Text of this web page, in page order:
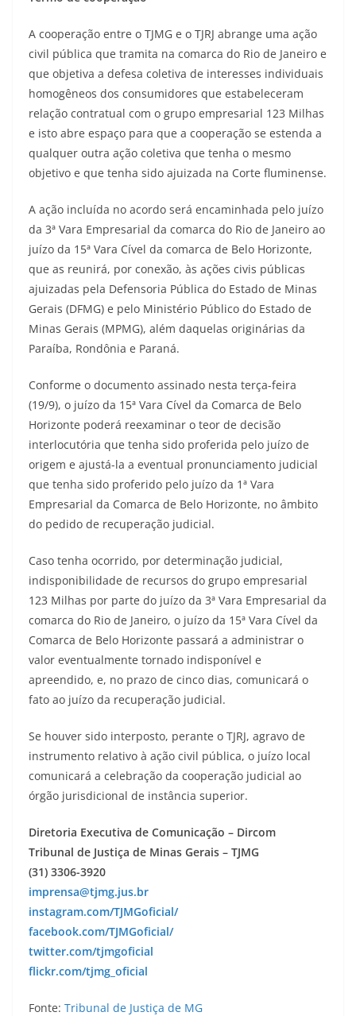
A cooperação entre o TJMG e o TJRJ abrange uma ação
civil pública que tramita na comarca do Rio de Janeiro e
que objetiva a defesa coletiva de interesses individuais
homogêneos dos consumidores que estabeleceram
relação contratual com o grupo empresarial 123 Milhas
e isto abre espaço para que a cooperação se estenda a
qualquer outra ação coletiva que tenha o mesmo
objetivo e que tenha sido ajuizada na Corte fluminense.
A ação incluída no acordo será encaminhada pelo juízo
da 3ª Vara Empresarial da comarca do Rio de Janeiro ao
juízo da 15ª Vara Cível da comarca de Belo Horizonte,
que as reunirá, por conexão, às ações civis públicas
ajuizadas pela Defensoria Pública do Estado de Minas
Gerais (DFMG) e pelo Ministério Público do Estado de
Minas Gerais (MPMG), além daquelas originárias da
Paraíba, Rondônia e Paraná.
Conforme o documento assinado nesta terça-feira
(19/9), o juízo da 15ª Vara Cível da Comarca de Belo
Horizonte poderá reexaminar o teor de decisão
interlocutória que tenha sido proferida pelo juízo de
origem e ajustá-la a eventual pronunciamento judicial
que tenha sido proferido pelo juízo da 1ª Vara
Empresarial da Comarca de Belo Horizonte, no âmbito
do pedido de recuperação judicial.
Caso tenha ocorrido, por determinação judicial,
indisponibilidade de recursos do grupo empresarial
123 Milhas por parte do juízo da 3ª Vara Empresarial da
comarca do Rio de Janeiro, o juízo da 15ª Vara Cível da
Comarca de Belo Horizonte passará a administrar o
valor eventualmente tornado indisponível e
apreendido, e, no prazo de cinco dias, comunicará o
fato ao juízo da recuperação judicial.
Se houver sido interposto, perante o TJRJ, agravo de
instrumento relativo à ação civil pública, o juízo local
comunicará a celebração da cooperação judicial ao
órgão jurisdicional de instância superior.
Diretoria Executiva de Comunicação – Dircom
Tribunal de Justiça de Minas Gerais – TJMG
(31) 3306-3920
imprensa@tjmg.jus.br
instagram.com/TJMGoficial/
facebook.com/TJMGoficial/
twitter.com/tjmgoficial
flickr.com/tjmg_oficial
Fonte: Tribunal de Justiça de MG